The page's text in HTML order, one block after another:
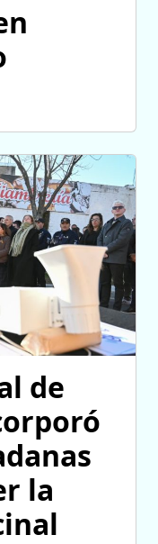
de
la